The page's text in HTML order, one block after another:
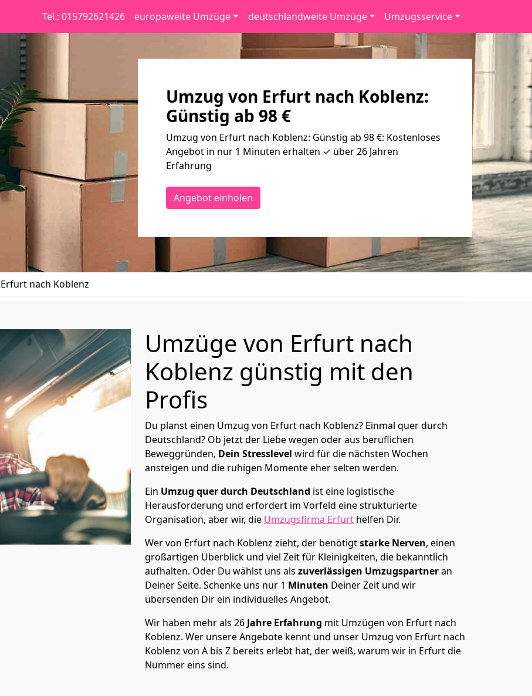
Tel.: 015792621426 europaweite Umzüge deutschlandweite Umzüge Umzugsservice
Umzug von Erfurt nach Koblenz:
Günstig ab 98 €
Umzug von Erfurt nach Koblenz: Günstig ab 98 €: Kostenloses
Angebot in nur 1 Minuten erhalten ✓ über 26 Jahren
Erfahrung
Angebot einholen
nach Koblenz
Umzüge von Erfurt nach
Koblenz günstig mit den
Profis
Du planst einen Umzug von Erfurt nach Koblenz? Einmal quer durch
Deutschland? Ob jetzt der Liebe wegen oder aus beruflichen
Beweggründen, Dein Stresslevel wird für die nächsten Wochen
ansteigen und die ruhigen Momente eher selten werden.
Ein Umzug quer durch Deutschland ist eine logistische
Herausforderung und erfordert im Vorfeld eine strukturierte
Organisation, aber wir, die Umzugsfirma Erfurt helfen Dir.
Wer von Erfurt nach Koblenz zieht, der benötigtstarke Nerven, einen
großartigen Überblick und viel Zeit für Kleinigkeiten, die bekanntlich
aufhalten. Oder Du wählst uns als zuverlässigen Umzugspartneran
Deiner Seite. Schenke uns nur 1 Minuten Deiner Zeit und wir
übersenden Dir ein individuelles Angebot.
Wir haben mehr als 26 Jahre Erfahrung mit Umzügen von Erfurt nach
Koblenz. Wer unsere Angebote kennt und unser Umzug von Erfurt nach
Koblenz von A bis Z bereits erlebt hat, der weiß, warum wir in Erfurt die
Nummer eins sind.